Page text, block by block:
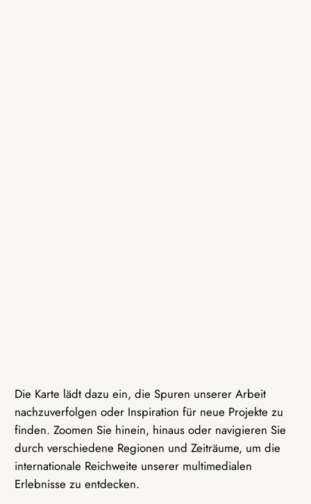
Die Karte lädt dazu ein, die Spuren unserer Arbeit
nachzuverfolgen oder Inspiration für neue Projekte zu
finden. Zoomen Sie hinein, hinaus oder navigieren Sie
durch verschiedene Regionen und Zeiträume, um die
internationale Reichweite unserer multimedialen
Erlebnisse zu entdecken.